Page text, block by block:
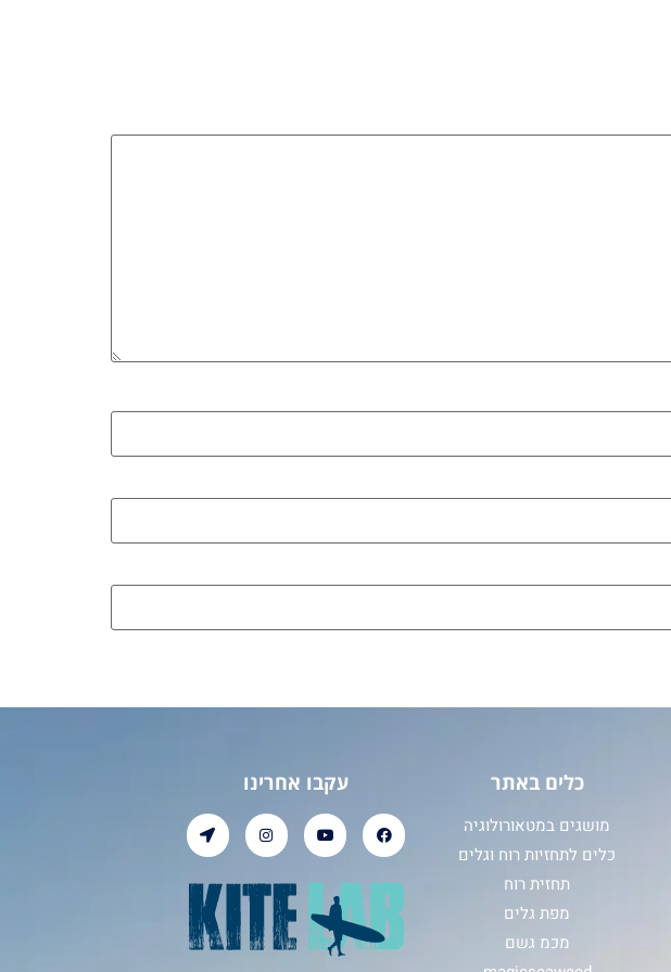
כלים באתר
מושגים במטאורולוגיה
כלים לתחזיות רוח וגלים
תחזית רוח
מפת גלים
מכמ גשם
עקבו אחרינו